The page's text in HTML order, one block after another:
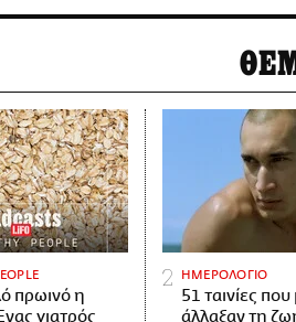
πρωινό η
γιατρός
ΗΜΕΡΟΛΟΓΙΟ
51 ταινίες
άλλαξαν τη